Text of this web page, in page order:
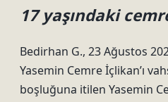
17 yaşındaki
Bedirhan G., 23 Ağustos
Yasemin Cemre İçlikan’ı
boşluğuna itilen Yasemin